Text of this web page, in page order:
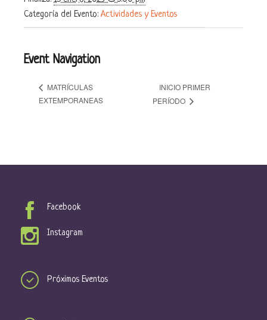
Categoría del Evento: Actividades y Eventos
Event Navigation
MATRÍCULAS
EXTEMPORANEAS
INICIO PRIMER
PERÍODO
Facebook
Instagram
Próximos Eventos